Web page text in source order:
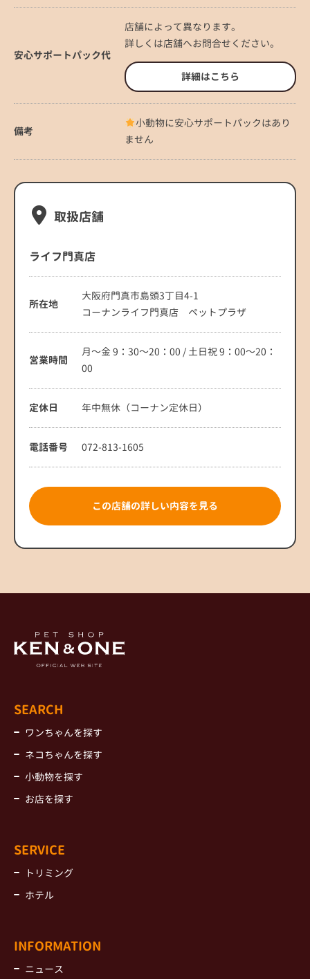
安心サポートパック代
店舗によって異なります。
詳しくは店舗へお問合せください。
詳細はこちら
備考
小動物に安心サポートパックはあり
ません
取扱店舗
ライフ門真店
所在地
大阪府門真市島頭3丁目4-1
コーナンライフ門真店 ペットプラザ
営業時間
月～金 9：30～20：00 / 土日祝 9：00～20：
00
定休日 年中無休（コーナン定休日）
電話番号 072-813-1605
この店舗の詳しい内容を見る
SEARCH
ワンちゃんを探す
ネコちゃんを探す
小動物を探す
お店を探す
SERVICE
トリミング
ホテル
INFORMATION
ニュース